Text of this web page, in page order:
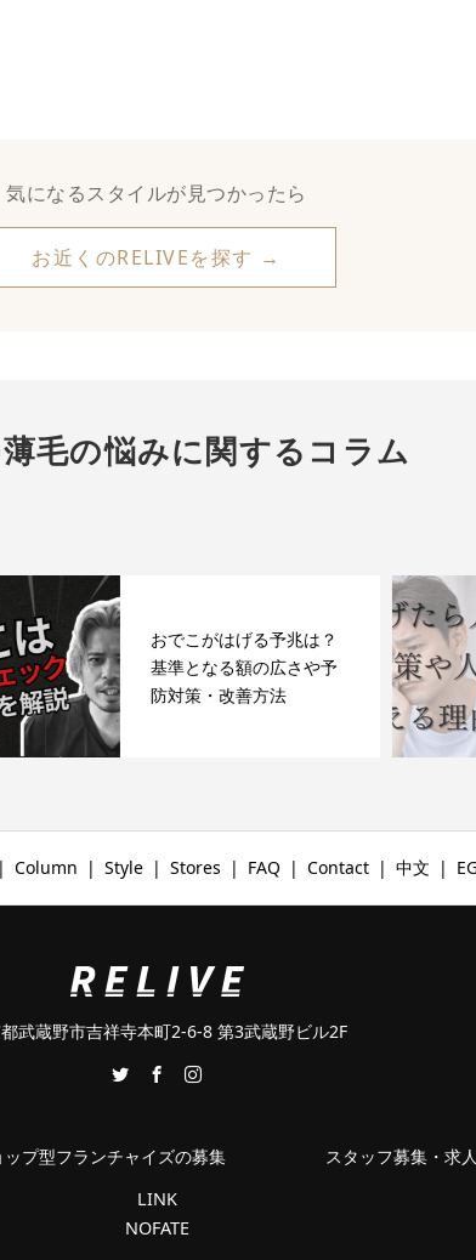
気になるスタイルが見つかったら
お近くのRELIVEを探す →
毛の悩みに関するコラム
おでこがはげる予兆は？
基準となる額の広さや予
防対策・改善方法
Column Style Stores FAQ Contact 中文
武蔵野市吉祥寺本町2-6-8 第3武蔵野ビル2F
ップ型フランチャイズの募集 スタッフ募集・求人
LINK
NOFATE